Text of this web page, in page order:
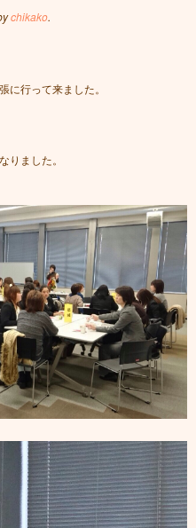
chikako.
に行って来ました。
りました。